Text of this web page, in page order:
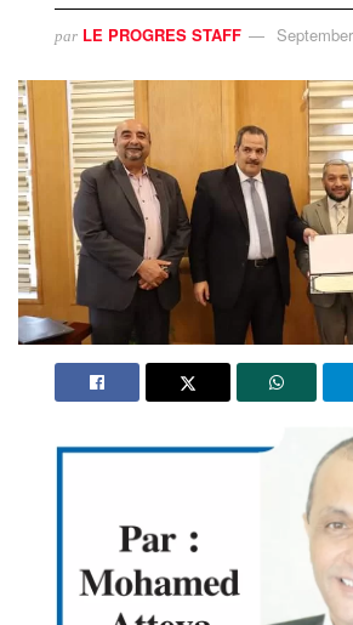
par LE PROGRES STAFF